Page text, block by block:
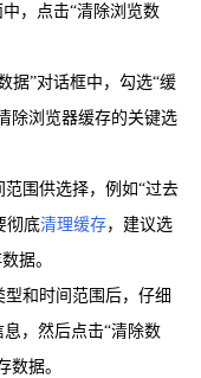
，点击“清除浏览数
据”对话框中，勾选“缓
除浏览器缓存的关键选
围供选择，例如“过去
彻底清理缓存，建议选
据。
和时间范围后，仔细
，然后点击“清除数
数据。